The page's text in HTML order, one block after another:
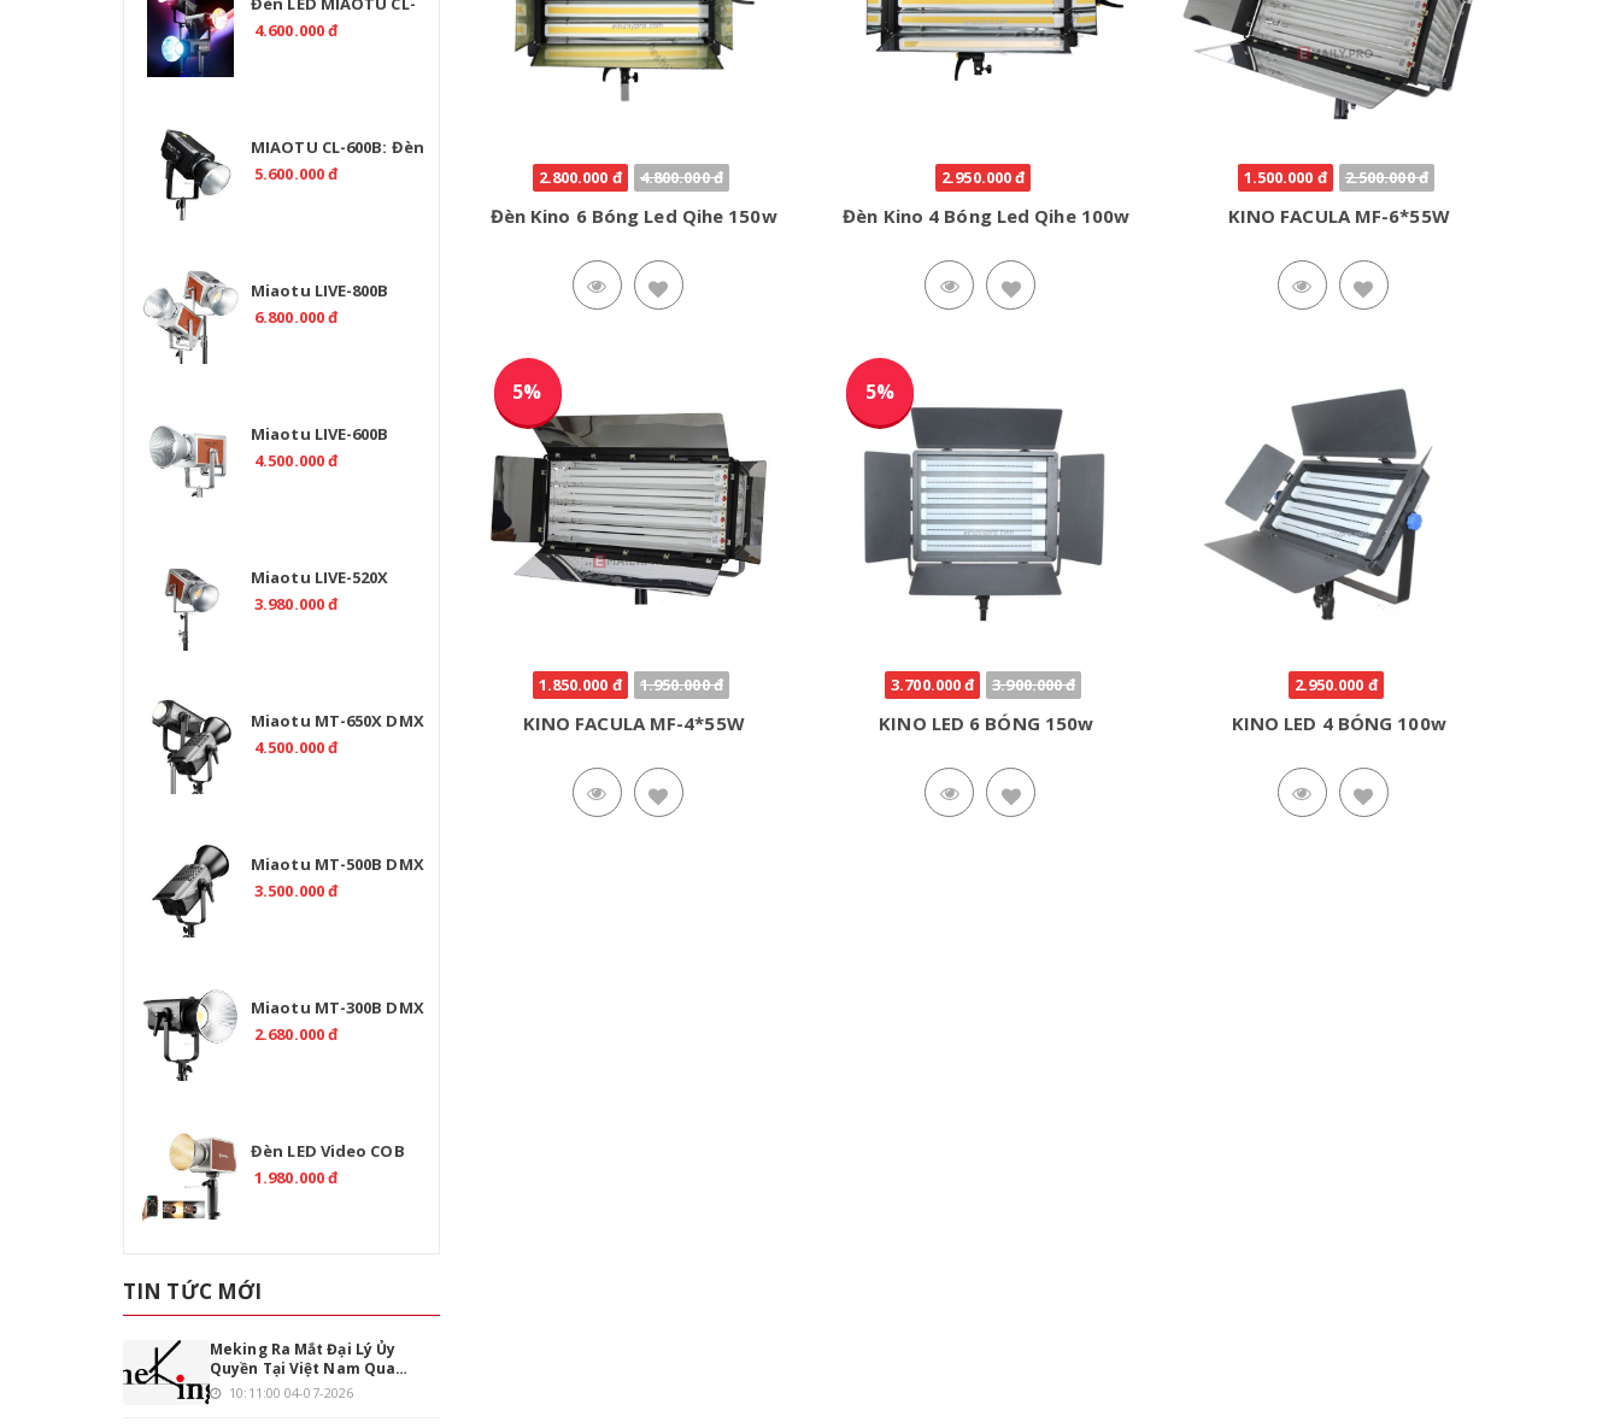
500R RGB 520W Chính
4.600.000 đ
MIAOTU CL-600B: Đèn
Studio LED 2700K-
5.600.000 đ
Miaotu LIVE-800B
Professional 800W Bi
6.800.000 đ
Miaotu LIVE-600B
Professional 600W Bi
4.500.000 đ
Miaotu LIVE-520X
Professional 520W Bi
3.980.000 đ
Miaotu MT-650X DMX
Professional 650W –
4.500.000 đ
Miaotu MT-500B DMX
Professional 500W Bi
3.500.000 đ
Miaotu MT-300B DMX
Professional 300W Bi
2.680.000 đ
Đèn LED Video COB
TOLIFO PL-200B Bi-
1.980.000 đ
TIN TỨC MỚI
Meking Ra Mắt Đại Lý Ủy
Quyền Tại Việt Nam Qua
Emaily.pro
10:11:00 04-07-2026
2.800.000 đ 4.800.000 đ
Đèn Kino 6 Bóng Led Qihe 150w
2.950.000 đ
Đèn Kino 4 Bóng Led Qihe 100w
1.500.000 đ 2.500.000 đ
KINO FACULA MF-6*55W
5%
1.850.000 đ 1.950.000 đ
KINO FACULA MF-4*55W
5%
3.700.000 đ 3.900.000 đ
KINO LED 6 BÓNG 150w
2.950.000 đ
KINO LED 4 BÓNG 100w